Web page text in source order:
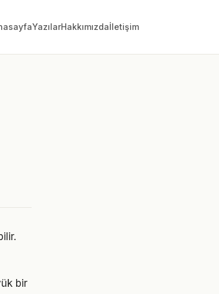
YazılarHakkımızdaİletişim
bir